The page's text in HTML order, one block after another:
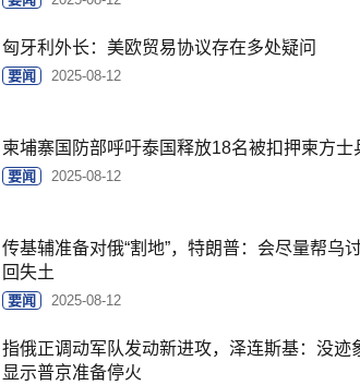
匈牙利外长：美欧贸易协议存在多处疑问
要闻 2025-08-12
柬埔寨国防部呼吁泰国释放18名被扣押柬方士
要闻 2025-08-12
传基辅准备对俄“割地”，特朗普：会尽量帮乌
回失土
要闻 2025-08-12
指俄正调动军队发动新进攻，泽连斯基：没迹
显示普京准备停火